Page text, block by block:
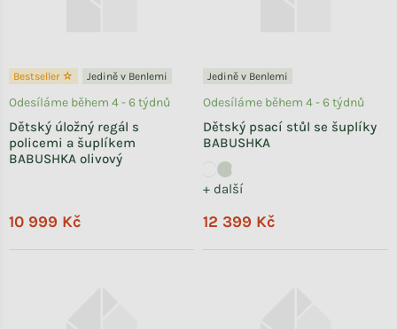
Bestseller ☆ Jedině v Benlemi
Dětský úložný regál s
policemi a šuplíkem
BABUSHKA olivový
Odesíláme během 4 - 6 týdnů
10 999 Kč
Jedině v Benlemi
Dětský psací stůl se šuplíky
BABUSHKA
+ další
Odesíláme během 4 - 6 týdnů
12 399 Kč